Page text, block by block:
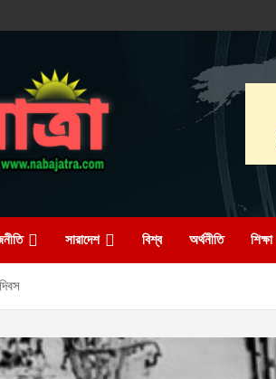
সারাদেশ বিশ্ব অর্থনীতি শিক্ষা